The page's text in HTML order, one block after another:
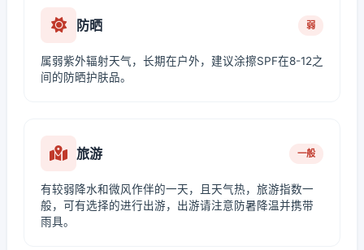
防晒 弱
属弱紫外辐射天气，长期在户外，建议涂擦SPF在8-12之
间的防晒护肤品。
旅游 一般
有较弱降水和微风作伴的一天，且天气热，旅游指数一
般，可有选择的进行出游，出游请注意防暑降温并携带
雨具。